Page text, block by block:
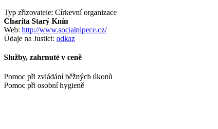
Typ zřizovatele: Církevní organizace
Charita Starý Knín
Web: http://www.socialnipece.cz/
Údaje na Justici: odkaz
Služby, zahrnuté v ceně
Pomoc při zvládání běžných úkonů
Pomoc při osobní hygieně